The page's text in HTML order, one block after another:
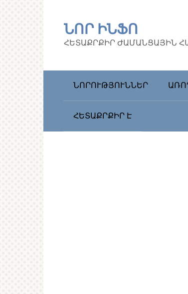
ՆՈՐ ԻՆՖՈ
ՀԵՏԱՔՐՔԻՐ ԺԱՄԱՆՑԱՅԻՆ
ՆՈՐՈՒԹՅՈՒՆՆԵՐ
ՀԵՏԱՔՐՔԻՐ Է